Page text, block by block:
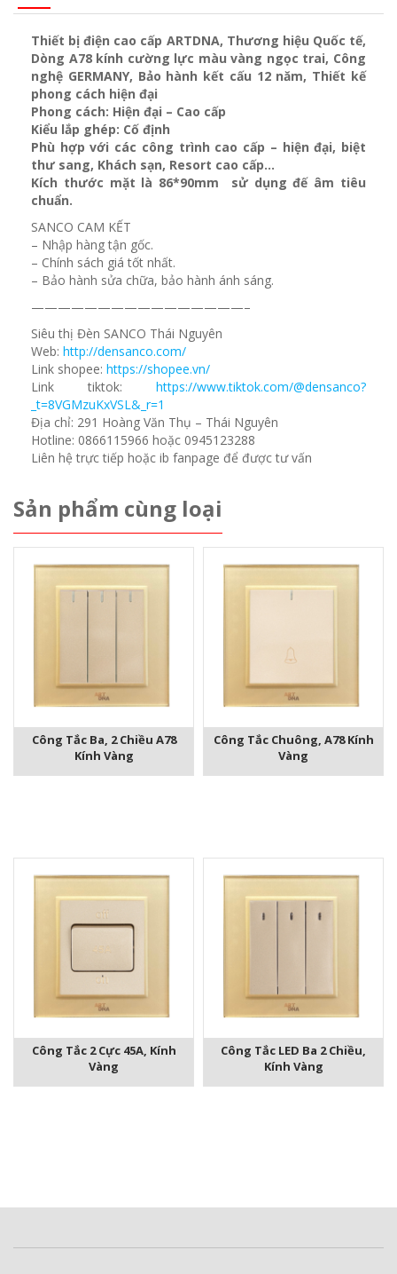
Thiết bị điện cao cấp ARTDNA, Thương hiệu Quốc tế,
Dòng A78 kính cường lực màu vàng ngọc trai, Công
nghệ GERMANY, Bảo hành kết cấu 12 năm, Thiết kế
phong cách hiện đại
Phong cách: Hiện đại – Cao cấp
Kiểu lắp ghép: Cố định
Phù hợp với các công trình cao cấp – hiện đại, biệt
thư sang, Khách sạn, Resort cao cấp…
Kích thước mặt là 86*90mm sử dụng đế âm tiêu
chuẩn.
SANCO CAM KẾT
– Nhập hàng tận gốc.
– Chính sách giá tốt nhất.
– Bảo hành sửa chữa, bảo hành ánh sáng.
————————————————–
Siêu thị Đèn SANCO Thái Nguyên
Web: http://densanco.com/
Link shopee: https://shopee.vn/
Link tiktok: https://www.tiktok.com/@densanco?
_t=8VGMzuKxVSL&_r=1
Địa chỉ: 291 Hoàng Văn Thụ – Thái Nguyên
Hotline: 0866115966 hoặc 0945123288
Liên hệ trực tiếp hoặc ib fanpage để được tư vấn
Sản phẩm cùng loại
Công Tắc Ba, 2 Chiều A78
Kính Vàng
Công Tắc Chuông, A78 Kính
Vàng
Công Tắc 2 Cực 45A, Kính
Vàng
Công Tắc LED Ba 2 Chiều,
Kính Vàng